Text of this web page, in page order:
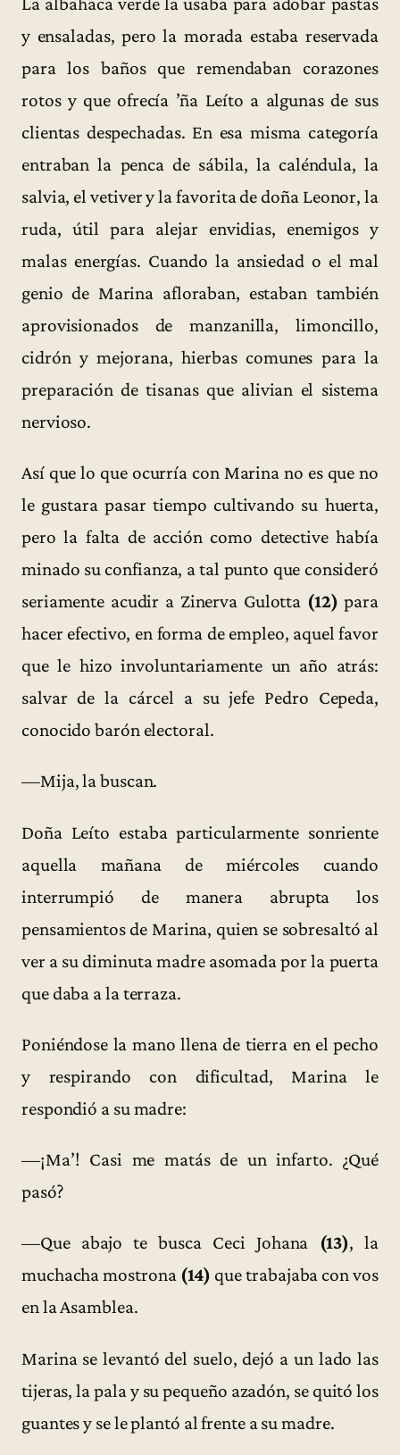
y ensaladas, pero la morada estaba reservada
para los baños que remendaban corazones
rotos y que ofrecía ’ña Leíto a algunas de sus
clientas despechadas. En esa misma categoría
entraban la penca de sábila, la caléndula, la
salvia, el vetiver y la favorita de doña Leonor, la
ruda, útil para alejar envidias, enemigos y
malas energías. Cuando la ansiedad o el mal
genio de Marina afloraban, estaban también
aprovisionados de manzanilla, limoncillo,
cidrón y mejorana, hierbas comunes para la
preparación de tisanas que alivian el sistema
nervioso.
Así que lo que ocurría con Marina no es que no
le gustara pasar tiempo cultivando su huerta,
pero la falta de acción como detective había
minado su confianza, a tal punto que consideró
seriamente acudir a Zinerva Gulotta (12) para
hacer efectivo, en forma de empleo, aquel favor
que le hizo involuntariamente un año atrás:
salvar de la cárcel a su jefe Pedro Cepeda,
conocido barón electoral.
—Mija, la buscan.
Doña Leíto estaba particularmente sonriente
aquella mañana de miércoles cuando
interrumpió de manera abrupta los
pensamientos de Marina, quien se sobresaltó al
ver a su diminuta madre asomada por la puerta
que daba a la terraza.
Poniéndose la mano llena de tierra en el pecho
y respirando con dificultad, Marina le
respondió a su madre:
—¡Ma’! Casi me matás de un infarto. ¿Qué
pasó?
—Que abajo te busca Ceci Johana (13), la
muchacha mostrona (14) que trabajaba con vos
en la Asamblea.
Marina se levantó del suelo, dejó a un lado las
tijeras, la pala y su pequeño azadón, se quitó los
guantes y se le plantó al frente a su madre.